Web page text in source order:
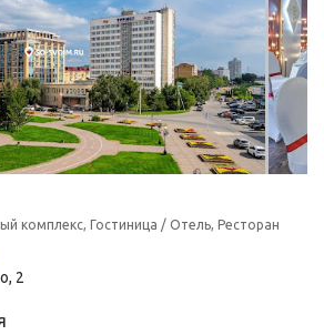
комплекс, Гостиница / Отель, Ресторан
2